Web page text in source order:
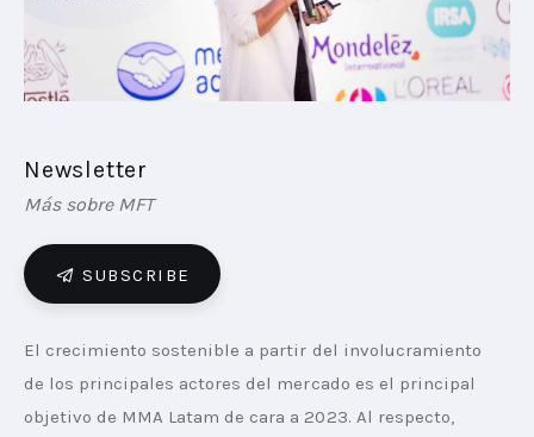
NOVEDADES DE LOS MIEMBROS
Newsletter
Más sobre MFT
SUBSCRIBE
El crecimiento sostenible a partir del involucramiento
de los principales actores del mercado es el principal
objetivo de MMA Latam de cara a 2023. Al respecto,